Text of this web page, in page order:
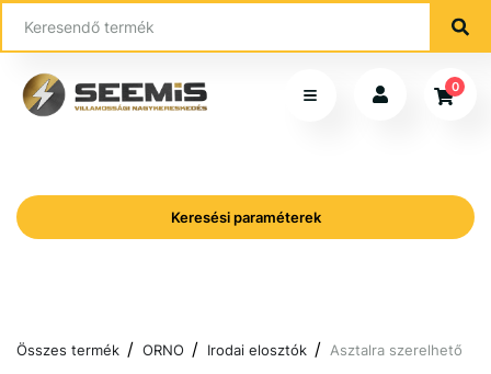
0
Keresési paraméterek
Összes termék ORNO Irodai elosztók Asztalra szerelhető